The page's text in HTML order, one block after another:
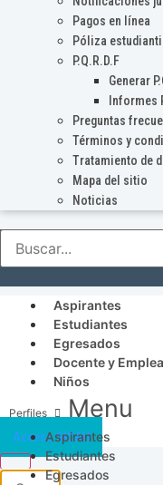
Pagos en línea
Póliza estudiantil
P.Q.R.D.F
Generar
Informes
Preguntas
Términos y
Tratamiento de
Mapa del sitio
Noticias
Aspirantes
Estudiantes
Egresados
Docente y
Niños
Menu
Aspirantes
Estudiantes
Egresados
Acceso SICAU